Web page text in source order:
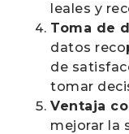
leales y
Toma de
datos
de
tomar
Ventaja
mejorar la